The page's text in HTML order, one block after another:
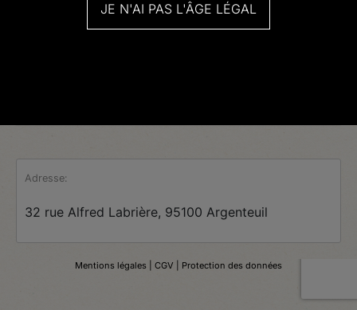
Adresse:
32 rue Alfred Labrière, 95100 Argenteuil
Mentions légales | CGV | Protection des données
JE N'AI PAS L'ÂGE LÉGAL